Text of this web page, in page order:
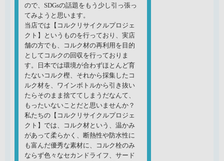
ので、SDGsの話題をもう少し引っ張っ
てみようと思います。
当店では【コルクリサイクルプロジェ
クト】というものを行っており、実店
舗の方でも、コルク材の再利用を目的
としてコルクの回収を行っておりま
す。日本では環境が合わずほとんど育
たないコルク樫、それから採集したコ
ルク材を、ワインボトルから引き抜い
たらそのまま捨ててしまうだなんて、
もったいないことだと思いませんか？
私たちの【コルクリサイクルプロジェ
クト】では、コルク材という、温かみ
があって柔らかく、断熱性や防水性に
も富んだ優秀な素材に、コルク栓のみ
ならず色々なセカンドライフ、サード